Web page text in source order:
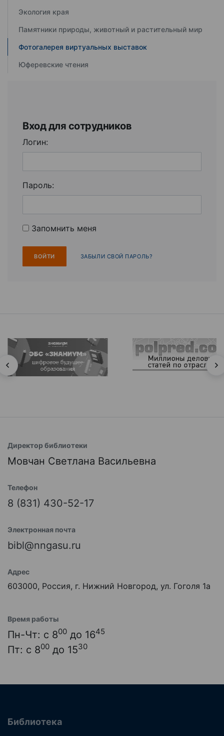
Экология края
Памятники природы, животный и растительный мир
Фотогалерея виртуальных выставок
Юферевские чтения
Вход для сотрудников
Логин:
Пароль:
Запомнить меня
ЗАБЫЛИ СВОЙ ПАРОЛЬ?
Директор библиотеки
Мовчан Светлана Васильевна
Телефон
8 (831) 430-52-17
Электронная почта
bibl@nngasu.ru
Адрес
603000, Россия, г. Нижний Новгород, ул. Гоголя 1а
Время работы
Пн-Чт: с 800 до 1645
Пт: с 800 до 1530
Библиотека